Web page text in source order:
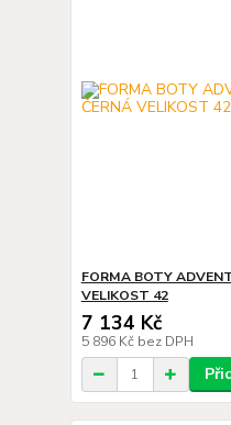
FORMA BOTY
VELIKOST 42
7 134 Kč
5 896 Kč bez DPH